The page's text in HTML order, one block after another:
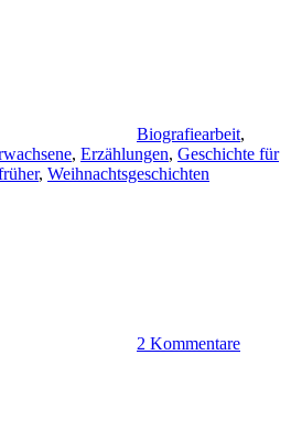
Biografiearbeit,
, Erzählungen, Geschichte für
, Weihnachtsgeschichten
2 Kommentare